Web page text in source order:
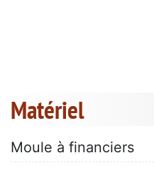
Matériel
Moule à financiers